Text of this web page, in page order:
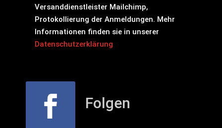
Versanddienstleister Mailchimp,
Protokollierung der Anmeldungen. Mehr
Informationen finden sie in unserer
Datenschutzerklärung
Folgen